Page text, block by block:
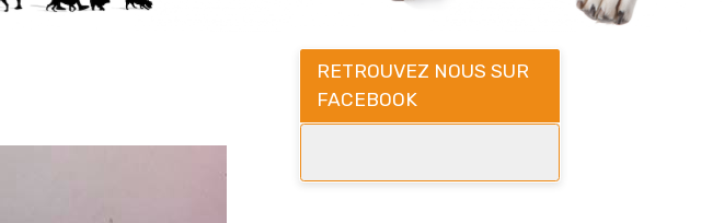
RETROUVEZ NOUS SUR
FACEBOOK